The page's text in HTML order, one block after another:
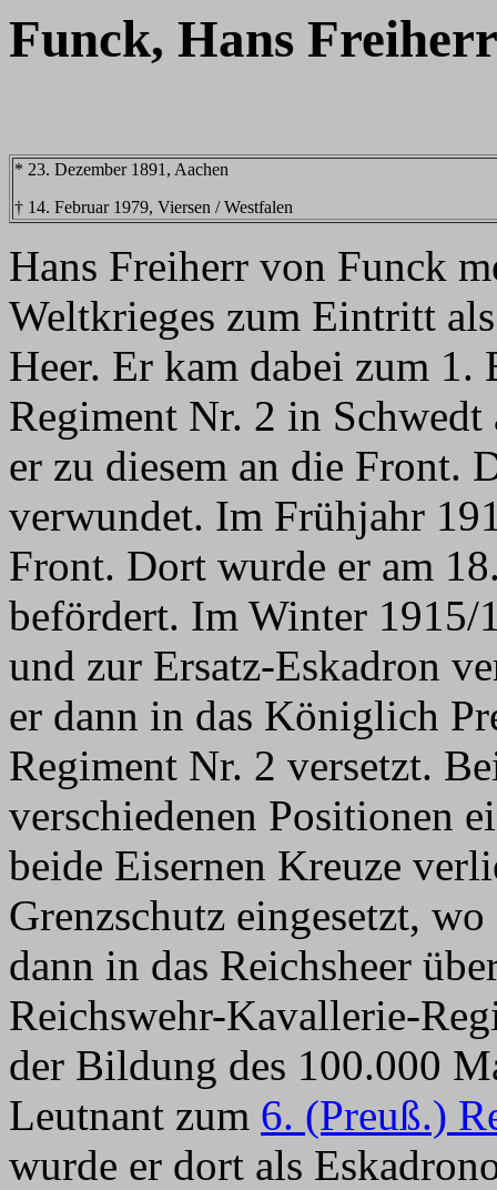
Funck, Hans
* 23. Dezember 1891, Aachen
† 14. Februar 1979, Viersen / Westfalen
Hans Freiherr von Funck
Weltkrieges zum Eintritt
Heer. Er kam dabei zum 1.
Regiment Nr. 2 in
er zu diesem an die Front.
verwundet. Im Frühjahr
Front. Dort wurde er am
befördert. Im Winter 1915/
und zur Ersatz-Eskadron
er dann in das Königlich
Regiment Nr. 2 versetzt.
verschiedenen Positionen
beide Eisernen Kreuze
Grenzschutz eingesetzt,
dann in das Reichsheer
Reichswehr-Kavallerie-
der Bildung des 100.000
Leutnant zum 6. (Preuß.)
wurde er dort als